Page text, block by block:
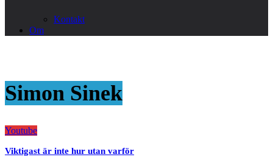
Kontakt
Om
Simon Sinek
Youtube
Viktigast är inte hur utan varför